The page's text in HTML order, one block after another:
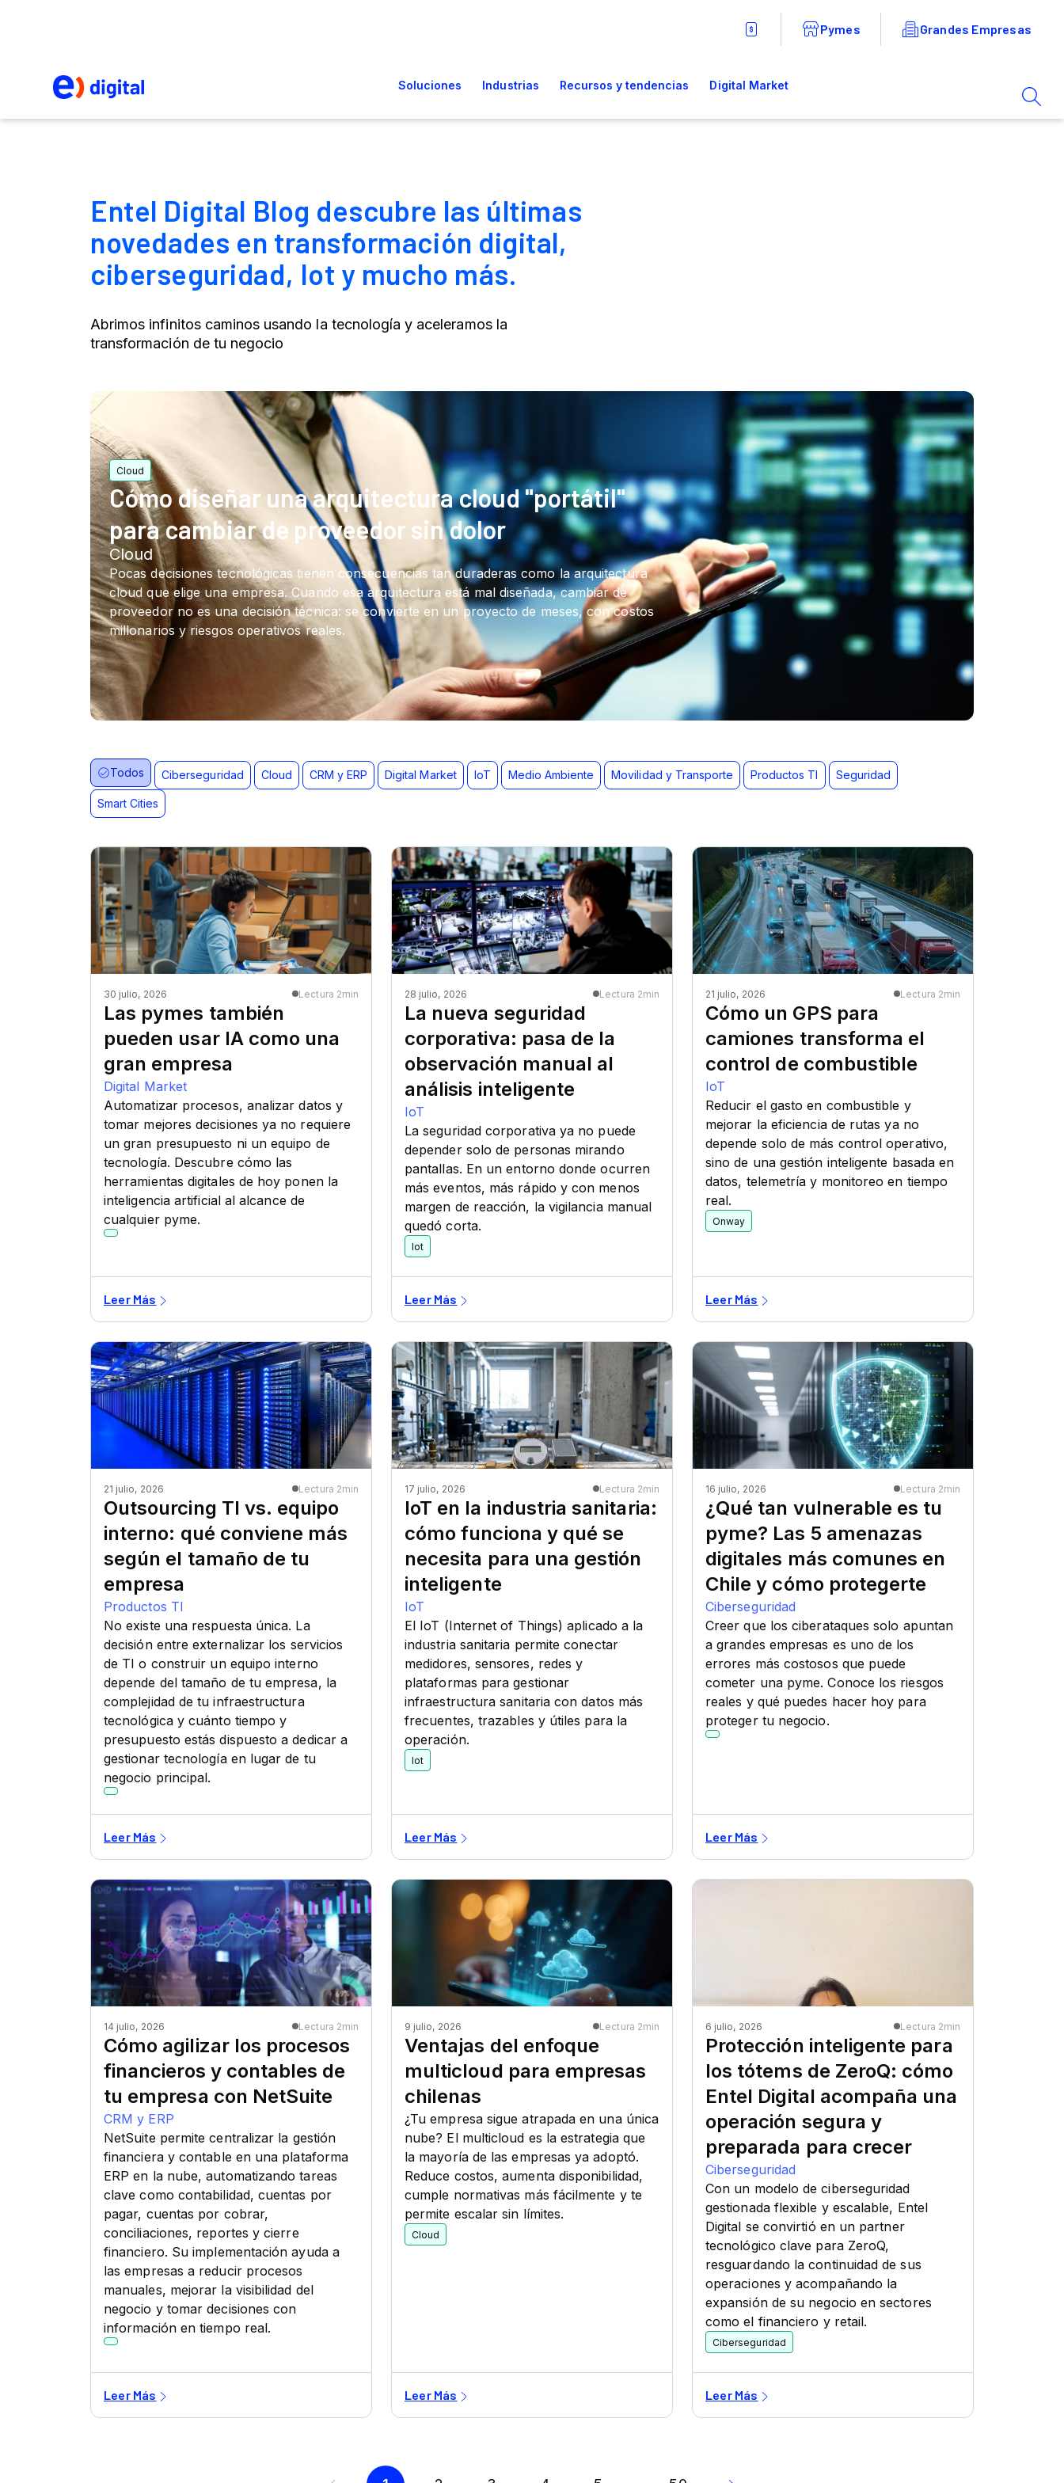
Entel Digital Blog descubre las últimas
novedades en transformación digital,
ciberseguridad, Iot y mucho más.
Abrimos infinitos caminos usando la tecnología y aceleramos la
transformación de tu negocio
Cómo diseñar una arquitectura cloud "portátil"
para cambiar de proveedor sin dolor
Pocas decisiones tecnológicas tienen consecuencias tan duraderas como la arquitectura
cloud que elige una empresa. Cuando esa arquitectura está mal diseñada, cambiar de
proveedor no es una decisión técnica: se convierte en un proyecto de meses, con costos
millonarios y riesgos operativos reales.